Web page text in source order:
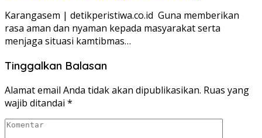
Karangasem | detikperistiwa.co.id Guna memberikan
rasa aman dan nyaman kepada masyarakat serta
menjaga situasi kamtibmas…
Tinggalkan Balasan
Alamat email Anda tidak akan dipublikasikan. Ruas yang
wajib ditandai *